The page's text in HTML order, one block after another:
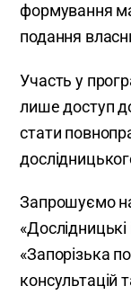
формування
подання
Участь у
лише доступ
стати
Запрошуємо
«Запорізька
консультацій